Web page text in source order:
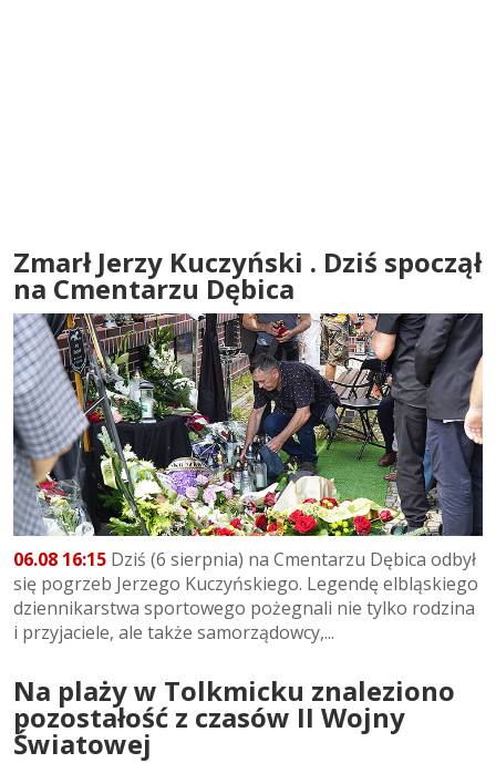
Zmarł Jerzy Kuczyński . Dziś spoczął
na Cmentarzu Dębica
06.08 16:15 Dziś (6 sierpnia) na Cmentarzu Dębica odbył
się pogrzeb Jerzego Kuczyńskiego. Legendę elbląskiego
dziennikarstwa sportowego pożegnali nie tylko rodzina
i przyjaciele, ale także samorządowcy,...
Na plaży w Tolkmicku znaleziono
pozostałość z czasów II Wojny
Światowej